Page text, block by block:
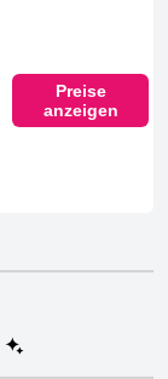
Preise
anzeigen